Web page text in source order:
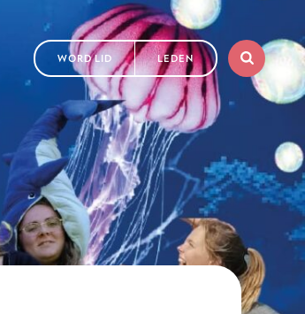
WORD LID LEDEN